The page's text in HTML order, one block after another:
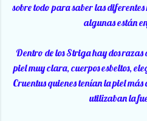
sobre todo para saber las
algunas están
Dentro de los Striga hay dos
piel muy clara, cuerpos esbeltos,
Cruentus quienes tenían la piel
utilizaban la